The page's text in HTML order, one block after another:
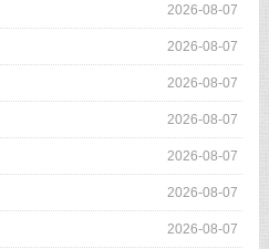
2026-08-07
2026-08-07
2026-08-07
2026-08-07
2026-08-07
2026-08-07
2026-08-07